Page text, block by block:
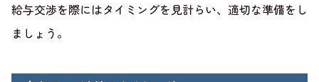
給与交渉を際にはタイミングを見計らい、適切な準備をし
ましょう。